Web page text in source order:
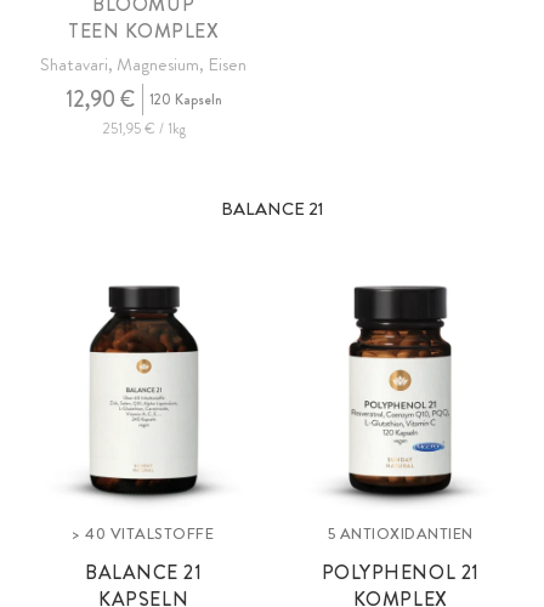
TEEN KOMPLEX
Shatavari, Magnesium, Eisen
12,90 €
120 Kapseln
251,95 € / 1kg
BALANCE 21
> 40 VITALSTOFFE
BALANCE 21
KAPSELN
5 ANTIOXIDANTIEN
POLYPHENOL 21
KOMPLEX